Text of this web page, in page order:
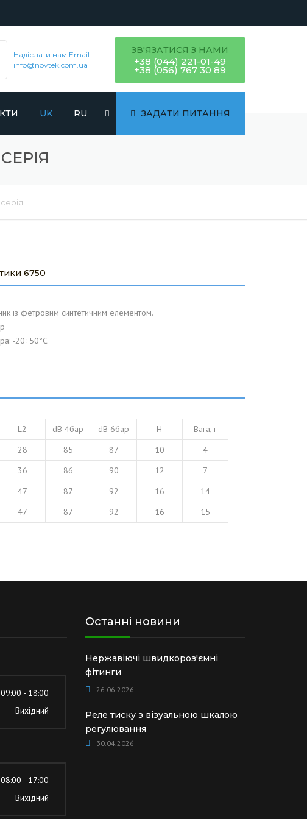
Надіслати нам Email
info@novtek.com.ua
ЗВ'ЯЗАТИСЯ З НАМИ
+38 (044) 221-01-49
+38 (056) 767 30 89
ЗАДАТИ ПИТАННЯ
UK RU
6750
із фетровим синтетичним елементом.
-20÷50°C
L2 dB 4бар dB 6бар H
Вага, г
28 85 87 10
4
36 86 90 12
7
47 87 92 16
14
47 87 92 16 15
09:00 - 18:00
Вихідний
08:00 - 17:00
Вихідний
Останні новини
Нержавіючі швидкороз'ємні
фітинги
26.06.2026
Реле тиску з візуальною шкалою
регулювання
30.04.2026